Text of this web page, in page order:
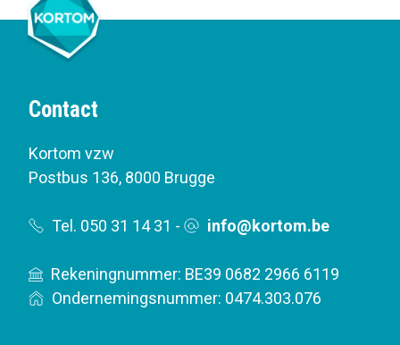
Contact
Kortom vzw
Postbus 136, 8000 Brugge
Tel. 050 31 14 31 - info@kortom.be
Rekeningnummer: BE39 0682 2966 6119
Ondernemingsnummer: 0474.303.076